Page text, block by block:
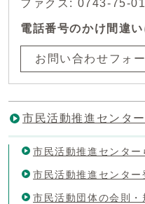
ファクス: 0743-75-
電話番号のかけ間違
お問い合わせフォ
市民活動推進センタ
市民活動推進センター
市民活動推進センター
市民活動団体の会則・